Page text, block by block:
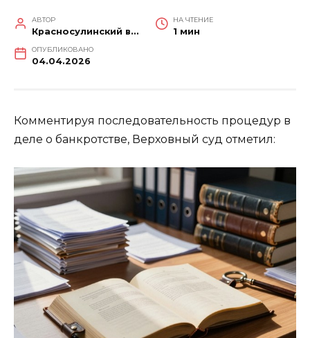
АВТОР
Красносулинский вестник
НА ЧТЕНИЕ
1 мин
ОПУБЛИКОВАНО
04.04.2026
Комментируя последовательность процедур в
деле о банкротстве, Верховный суд отметил: